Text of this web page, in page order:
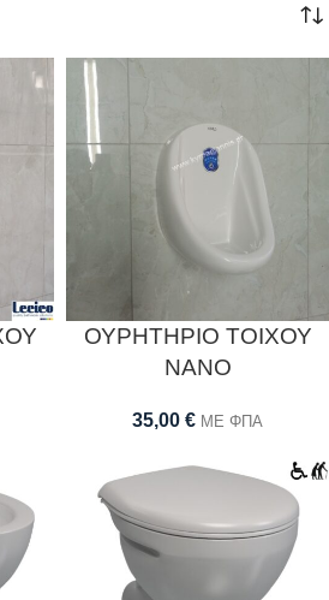
ΟΥΡΗΤΗΡΙΟ ΤΟΙΧΟΥ
NANO
35,00 € ΜΕ ΦΠΑ